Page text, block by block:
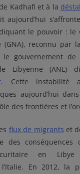
Kadhafi et à la
aujourd’hui
le pouvoir : le
(GNA), reconnu par
gouvernement de
Libyenne (ANL)
. Cette instabilité
aujourd’hui dans
des frontières et
flux de migrants et
des
en
En 2012, la